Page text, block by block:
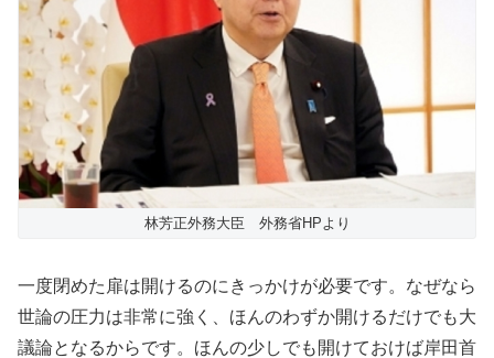
林芳正外務大臣 外務省HPより
一度閉めた扉は開けるのにきっかけが必要です。なぜなら
世論の圧力は非常に強く、ほんのわずか開けるだけでも大
議論となるからです。ほんの少しでも開けておけば岸田首